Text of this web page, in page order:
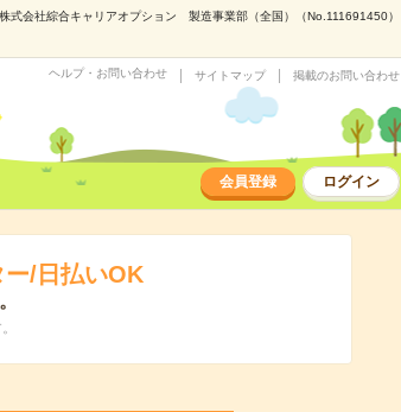
式会社綜合キャリアオプション 製造事業部（全国）（No.111691450）
ヘルプ・お問い合わせ サイトマップ 掲載のお問い合わせ
会員登録 ログイン
ー/日払いOK